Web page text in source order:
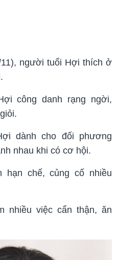
người tuổi Hợi thích ở
công danh rạng ngời,
dành cho đối phương
nhau khi có cơ hội.
chế, củng cố nhiều
nhiều việc cẩn thận, ăn